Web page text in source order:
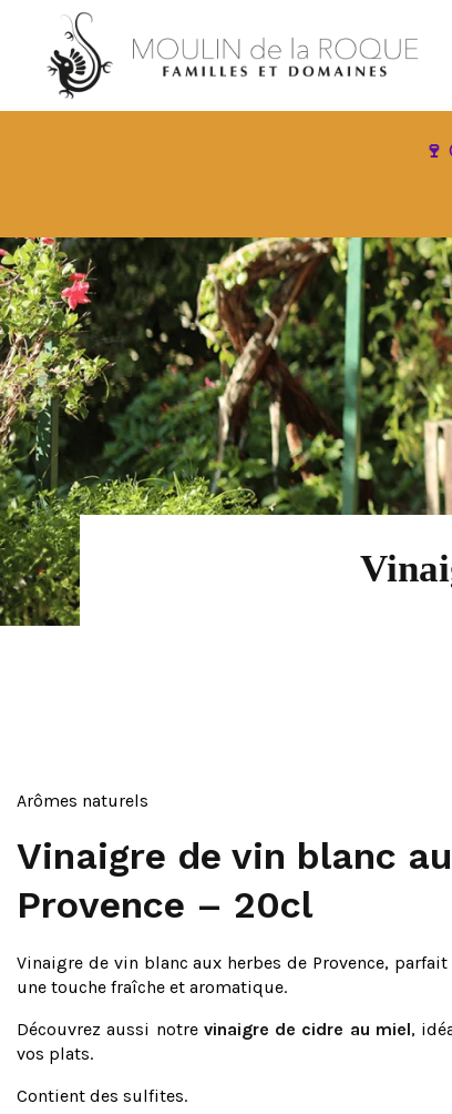
🍷
Arômes naturels
Vinaigre de vin blanc
Provence – 20cl
Vinaigre de vin blanc aux herbes de Provence,
une touche fraîche et aromatique.
Découvrez aussi notrevinaigre de cidre au miel,
vos plats.
Contient des sulfites.